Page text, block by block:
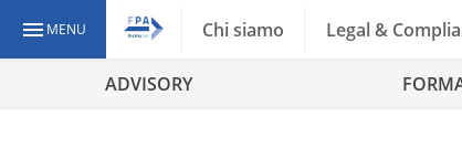
MENU Chi siamo Legal &
ADVISORY